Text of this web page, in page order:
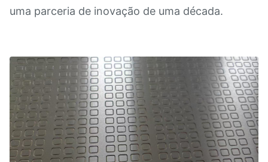
uma parceria de inovação de uma década.